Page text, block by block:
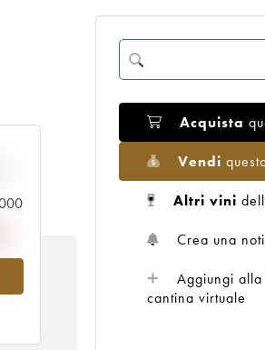
Acquista
Vendi
Altri vini
Crea una
Aggiungi alla
cantina virtuale